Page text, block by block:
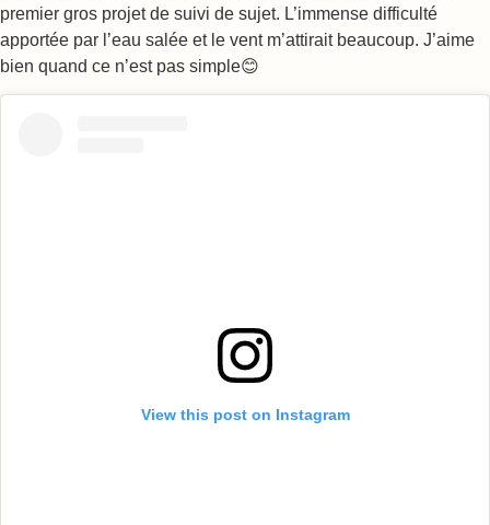
premier gros projet de suivi de sujet. L’immense difficulté
apportée par l’eau salée et le vent m’attirait beaucoup. J’aime
bien quand ce n’est pas simple😊
View this post on Instagram